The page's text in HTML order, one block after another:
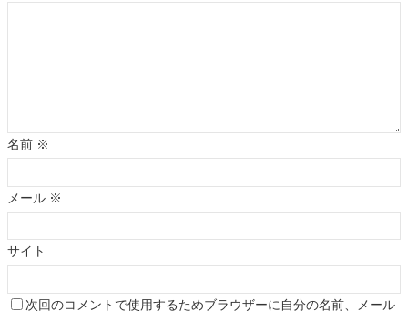
名前 ※
メール ※
サイト
次回のコメントで使用するためブラウザーに自分の名前、メール